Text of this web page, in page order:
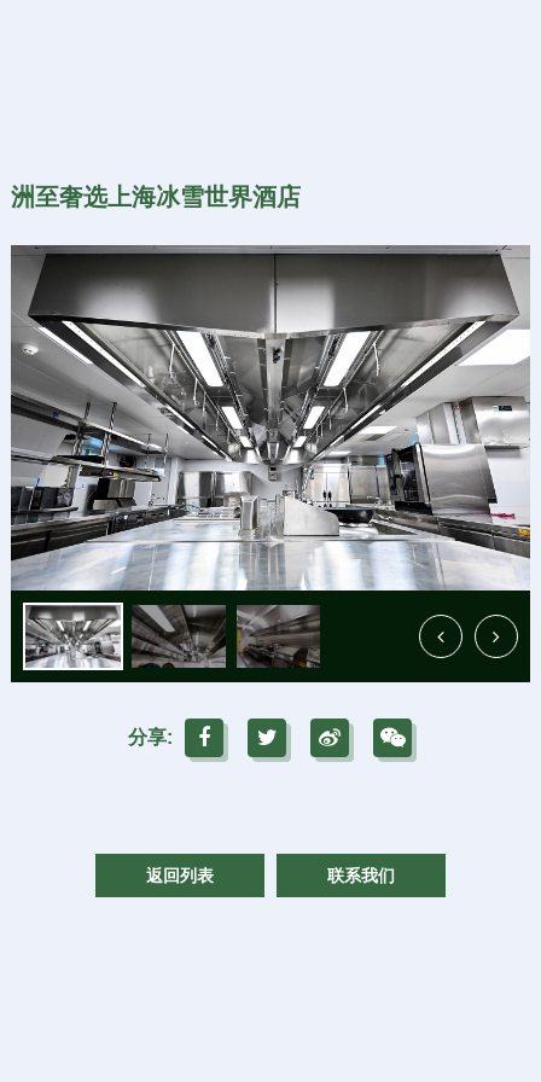
洲至奢选上海冰雪世界酒店
分享:
返回列表 联系我们